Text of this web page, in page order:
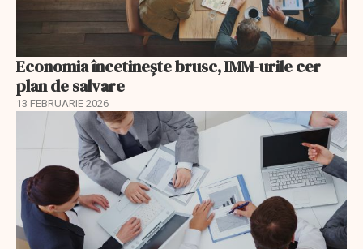
Economia încetinește brusc, IMM-urile cer
plan de salvare
13 FEBRUARIE 2026